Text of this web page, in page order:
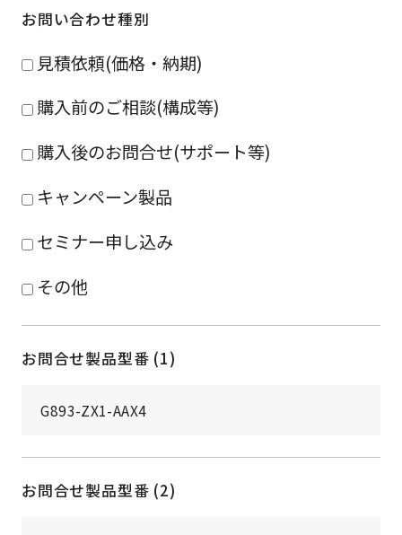
お問い合わせ種別
見積依頼(価格・納期)
購入前のご相談(構成等)
購入後のお問合せ(サポート等)
キャンペーン製品
セミナー申し込み
その他
お問合せ製品型番 (1)
お問合せ製品型番 (2)